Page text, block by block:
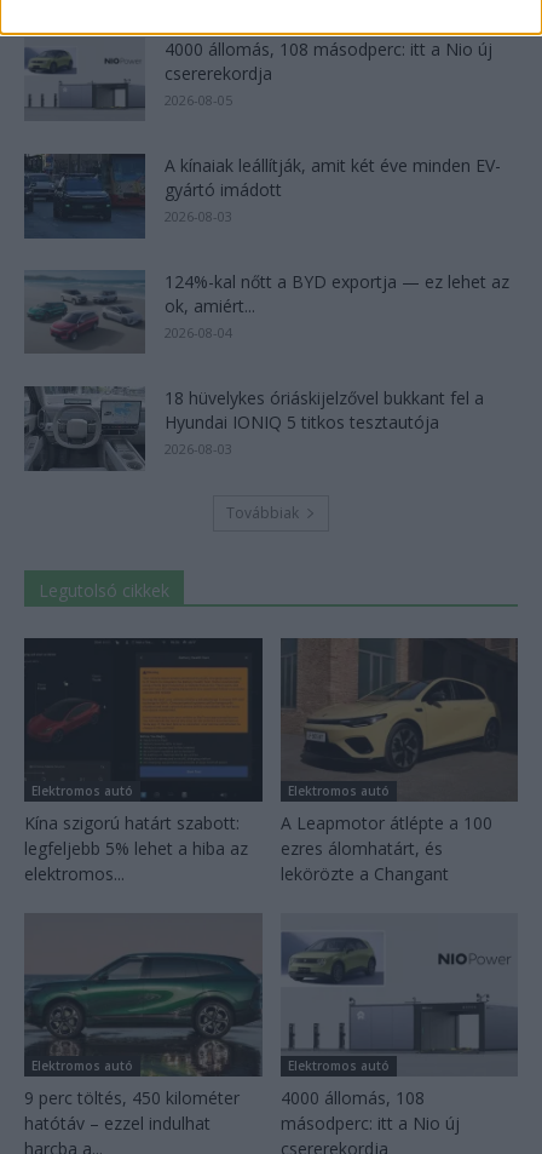
4000 állomás, 108 másodperc: itt a Nio új
csererekordja
2026-08-05
A kínaiak leállítják, amit két éve minden EV-
gyártó imádott
2026-08-03
124%-kal nőtt a BYD exportja — ez lehet az
ok, amiért...
2026-08-04
18 hüvelykes óriáskijelzővel bukkant fel a
Hyundai IONIQ 5 titkos tesztautója
2026-08-03
Továbbiak
Legutolsó cikkek
Elektromos autó
Kína szigorú határt szabott:
legfeljebb 5% lehet a hiba az
elektromos...
Elektromos autó
A Leapmotor átlépte a 100
ezres álomhatárt, és
lekörözte a Changant
Elektromos autó
9 perc töltés, 450 kilométer
hatótáv – ezzel indulhat
harcba a...
Elektromos autó
4000 állomás, 108
másodperc: itt a Nio új
csererekordja